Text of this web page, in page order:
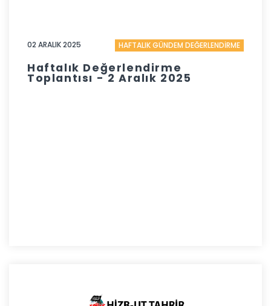
02 ARALIK 2025 HAFTALIK GÜNDEM DEĞERLENDİRME
Haftalık Değerlendirme
Toplantısı - 2 Aralık 2025